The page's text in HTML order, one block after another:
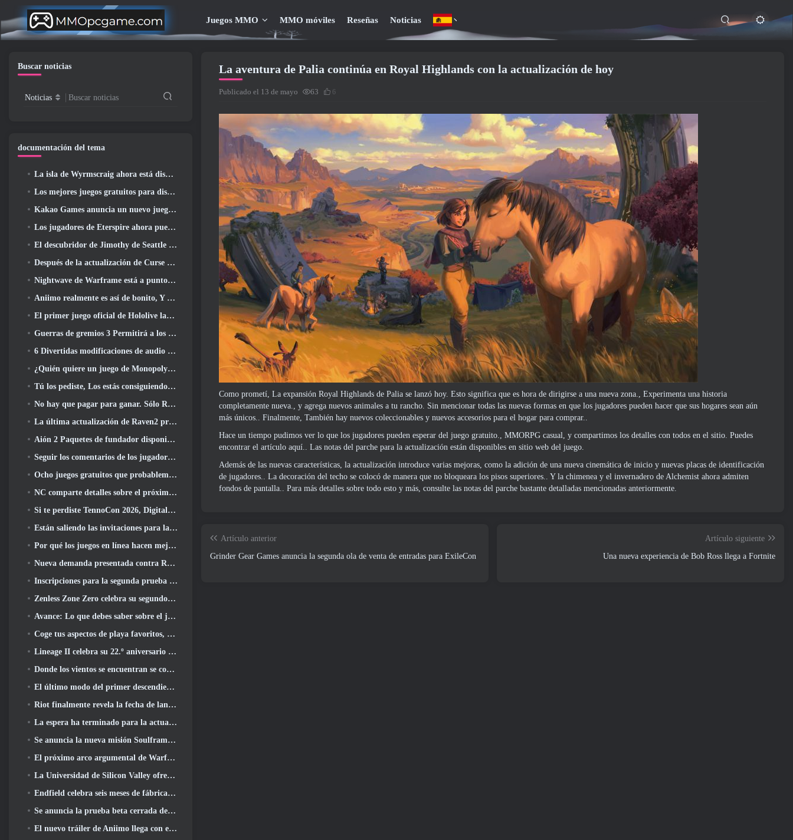
Juegos MMO MMO móviles Reseñas Noticias
La aventura de Palia continúa en Royal Highlands con la actualización de hoy
Publicado el 13 de mayo 63 6
Como prometí, La expansión Royal Highlands de Palia se lanzó hoy. Esto significa que es hora de dirigirse a una nueva zona., Experimenta una historia
completamente nueva., y agrega nuevos animales a tu rancho. Sin mencionar todas las nuevas formas en que los jugadores pueden hacer que sus hogares sean aún
más únicos.. Finalmente, También hay nuevos coleccionables y nuevos accesorios para el hogar para comprar..
Hace un tiempo pudimos ver lo que los jugadores pueden esperar del juego gratuito., MMORPG casual, y compartimos los detalles con todos en el sitio. Puedes
encontrar el artículo aquí.. Las notas del parche para la actualización están disponibles en sitio web del juego.
Además de las nuevas características, la actualización introduce varias mejoras, como la adición de una nueva cinemática de inicio y nuevas placas de identificación
de jugadores.. La decoración del techo se colocó de manera que no bloqueara los pisos superiores.. Y la chimenea y el invernadero de Alchemist ahora admiten
fondos de pantalla.. Para más detalles sobre todo esto y más, consulte las notas del parche bastante detalladas mencionadas anteriormente.
Artículo anterior
Grinder Gear Games anuncia la segunda ola de venta de entradas para ExileCon
Artículo siguiente
Una nueva experiencia de Bob Ross llega a Fortnite
Buscar noticias
Noticias Buscar noticias
documentación del tema
La isla de Wyrmscraig ahora está disponible para explorar en RuneScape de la vieja escuela
Los mejores juegos gratuitos para disfrutar con tu equipo (2026)
Kakao Games anuncia un nuevo juego de rol de acción, doncella guardiana
Los jugadores de Eterspire ahora pueden viajar un poco en el tiempo... como regalo
El descubridor de Jimothy de Seattle tiene vínculos con ArenaNet, Por supuesto que lo agregarán a Guild Wars 2
Después de la actualización de Curse Of The Allflame, Path Of Exile anuncia varios cambios según los comentarios
Nightwave de Warframe está a punto de regresar de una manera impactante
Aniimo realmente es así de bonito, Y bastante relajado
El primer juego oficial de Hololive lanzado esta semana
Guerras de gremios 3 Permitirá a los jugadores experimentar el mundo de Tyria antes de que los dragones ancianos despertaran
6 Divertidas modificaciones de audio que debes probar para Marvel Rivals
¿Quién quiere un juego de Monopoly RuneScape?? Porque uno está en camino
Tú los pediste, Los estás consiguiendo. Los dragones están llegando a Albion Online
No hay que pagar para ganar. Sólo Ragnarök. Origin Classic se lanza en julio 23
La última actualización de Raven2 presenta el sistema de despertar de habilidades, Brindar a los jugadores más formas de mejorar sus habilidades
Aión 2 Paquetes de fundador disponibles para su compra, Completo con cinco días de acceso anticipado
Seguir los comentarios de los jugadores, Los jugadores de League Of Legends Classic no tendrán que pagar por máscaras clásicas
Ocho juegos gratuitos que probablemente pasaste por alto y que forman parte del Train Fest de Steam
NC comparte detalles sobre el próximo acceso anticipado de Aion 2
Si te perdiste TennoCon 2026, Digital Extremes comparte todos los paneles
Están saliendo las invitaciones para la prueba de “dicotomía” de Silver Palace
Por qué los juegos en línea hacen mejor anime que el anime hace juegos
Nueva demanda presentada contra Roblox en Oregon alegando un incidente de preparación infantil
Inscripciones para la segunda prueba cerrada mundial de Global MapleStory Classic
Zenless Zone Zero celebra su segundo aniversario ofreciendo a los jugadores la posibilidad de elegir un agente de rango S gratuito
Avance: Lo que debes saber sobre el juego de recolección de criaturas de HoYoverse, Honkai: Alma de enlace
Coge tus aspectos de playa favoritos, Los juegos de verano han regresado a Overwatch
Lineage II celebra su 22.º aniversario con un álbum en vinilo de edición coleccionista
Donde los vientos se encuentran se convierte en una versión “Eastern Steampunk” 2.0
El último modo del primer descendiente reúne las difíciles batallas de intercepción del vacío y las profundidades
Riot finalmente revela la fecha de lanzamiento del modo clásico de League Of Legends
La espera ha terminado para la actualización de alojamiento para grandes jugadores de RuneScape
Se anuncia la nueva misión Soulframe Fable
El próximo arco argumental de Warframe lleva a los jugadores a un mapa estelar completamente nuevo, El sistema Tau
La Universidad de Silicon Valley ofrece becas para juegos y algunos de los requisitos son interesantes
Endfield celebra seis meses de fábricas y tirolesas durante su próxima actualización
Se anuncia la prueba beta cerrada de la tercera etapa de las batallas de infantería de Of War Thunder
El nuevo tráiler de Aniimo llega con el lanzamiento de la última prueba beta cerrada